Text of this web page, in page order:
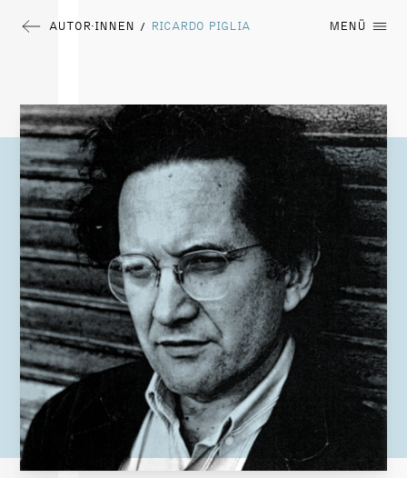
AUTOR∙INNEN / RICARDO PIGLIA MENÜ